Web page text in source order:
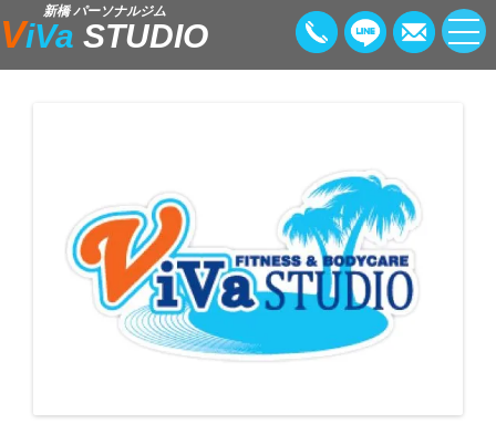
新橋 パーソナルジム
ViVa STUDIO